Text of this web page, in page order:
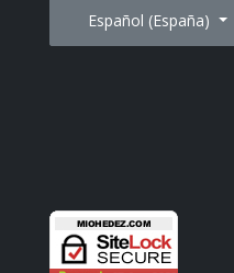
Español (España)